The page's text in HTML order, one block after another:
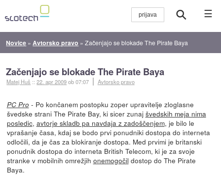
☰
Novice » Avtorsko pravo »Začenjajo se blokade The Pirate Baya
Začenjajo se blokade The Pirate Baya
Matej Huš ::22. apr 2009ob 07:07 Avtorsko pravo
PC Pro - Po končanem postopku zoper upravitelje zloglasne
švedske strani The Pirate Bay, ki sicer zunaj švedskih meja nima
posledic, avtorje skladb pa navdaja z zadoščenjem, je bilo le
vprašanje časa, kdaj se bodo prvi ponudniki dostopa do interneta
odločili, da je čas za blokiranje dostopa. Med prvimi je britanski
ponudnik dostopa do interneta British Telecom, ki je za svoje
stranke v mobilnih omrežjih onemogočil dostop do The Pirate
Baya.